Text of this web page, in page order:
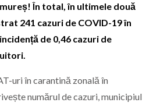
În total, în ultimele două
241 cazuri de COVID-19 în
de 0,46 cazuri de
uri în carantină zonală în
numărul de cazuri, municipiul